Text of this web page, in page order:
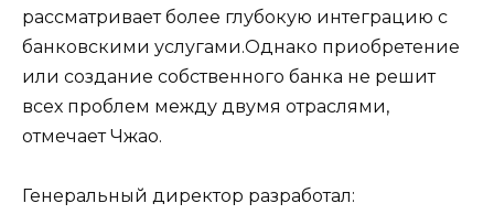
рассматривает более глубокую интеграцию с
банковскими услугами.Однако приобретение
или создание собственного банка не решит
всех проблем между двумя отраслями,
отмечает Чжао.
Генеральный директор разработал: